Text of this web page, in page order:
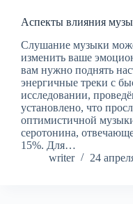
Аспекты влияния
Слушание музыки
изменить ваше
вам нужно поднять
энергичные треки с
исследовании,
установлено, что
оптимистичной
серотонина,
15%. Для…
writer
24